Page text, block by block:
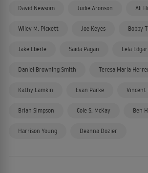
David Newsom Judie Aronson Ali
Wiley M. Pickett Joe Keyes Bobby
Jake Eberle Saida Pagan Lela Edgar
Daniel Browning Smith Teresa Maria
Kathy Lamkin Evan Parke Vincent
Brian Simpson Cole S. McKay Ben
Harrison Young Deanna Dozier